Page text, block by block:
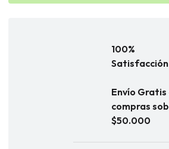
100%
Satisfacción
Envío Gratis
compras
$50.000